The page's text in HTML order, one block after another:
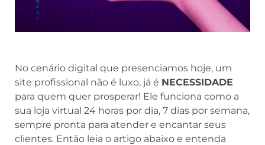
No cenário digital que presenciamos hoje, um
site profissional não é luxo, já é NECESSIDADE
para quem quer prosperar! Ele funciona como a
sua loja virtual 24 horas por dia, 7 dias por semana,
sempre pronta para atender e encantar seus
clientes. Então leia o artigo abaixo e entenda